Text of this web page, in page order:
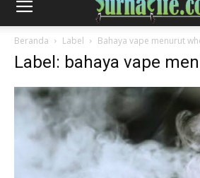
Beranda Label Bahaya vape menurut
Label: bahaya vape